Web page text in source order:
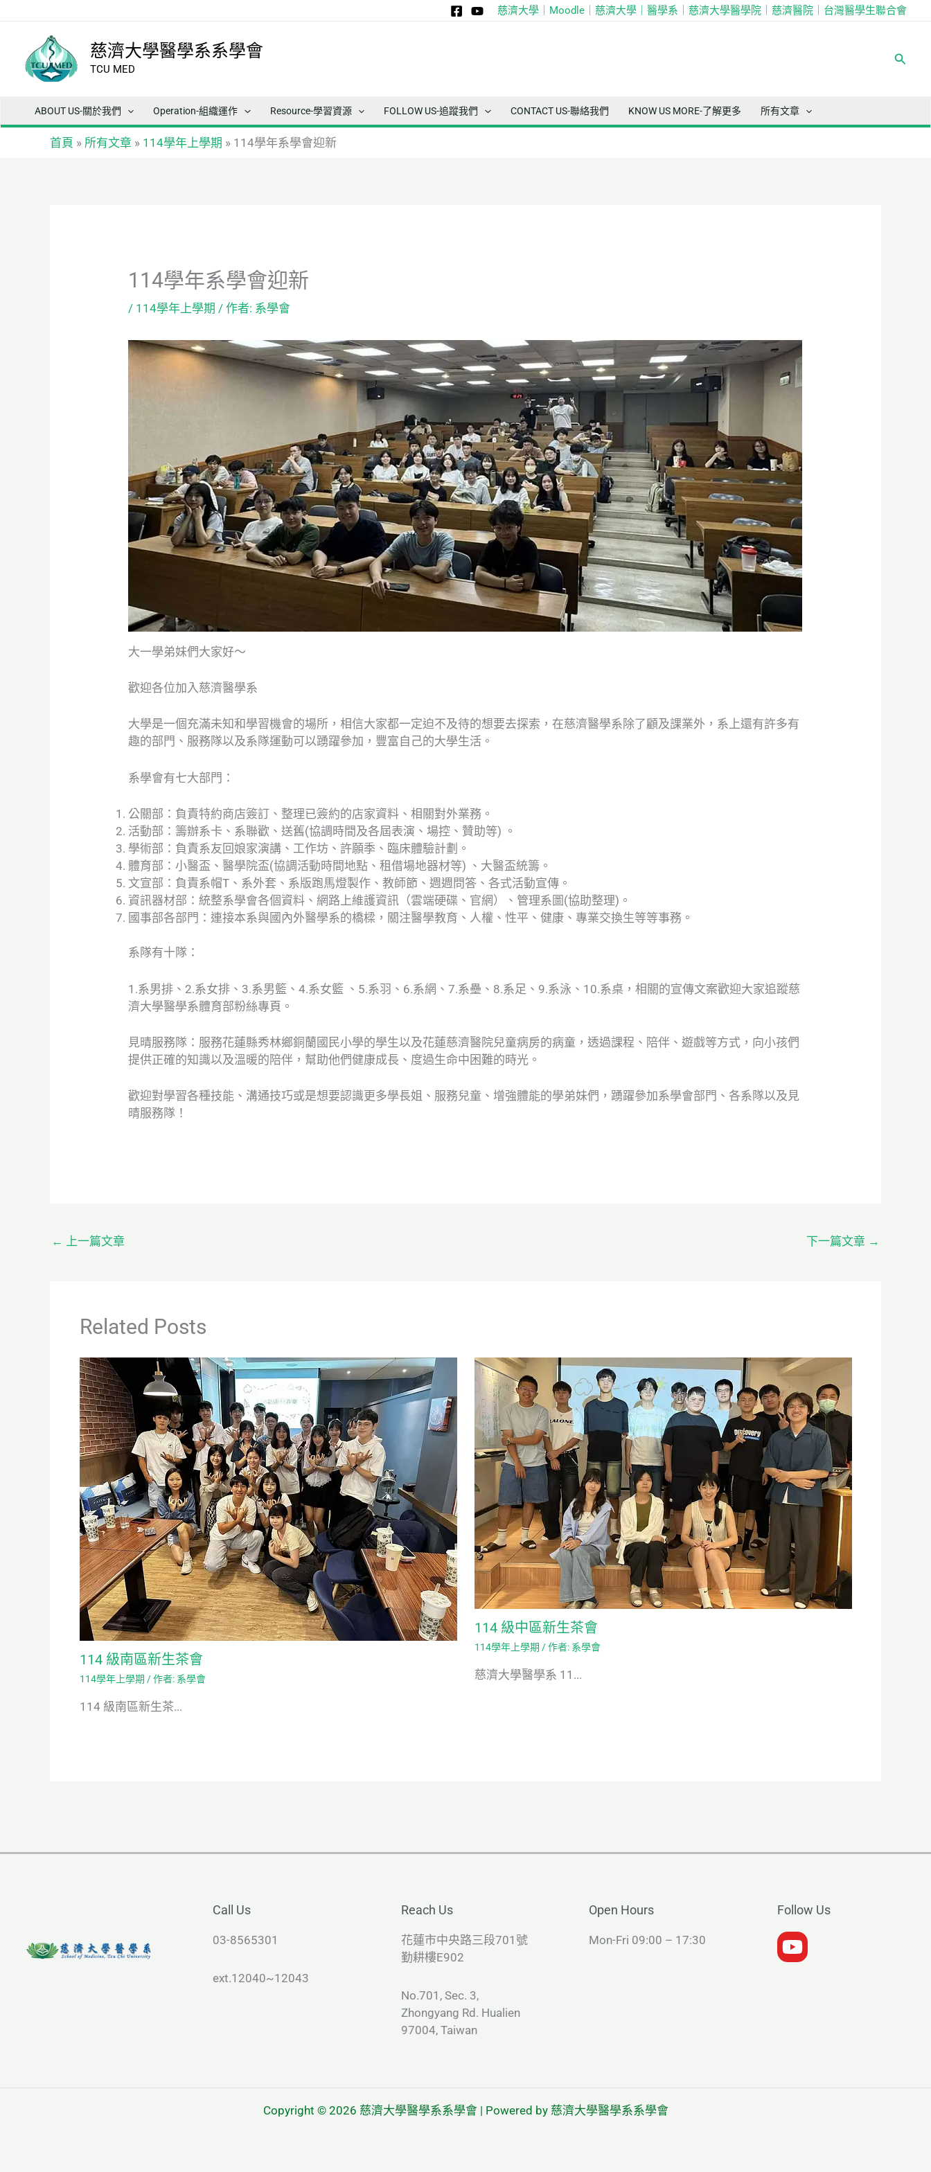
慈濟大學 Moodle 慈濟大學｜ 醫學系 慈濟大學醫學院 慈濟醫院 台灣醫學生聯合會
慈濟大學醫學系系學會
TCU MED
搜
ABOUT US-關於我們 Operation-組織運作 Resource-學習資源 FOLLOW US-追蹤我們 CONTACT US-聯絡我們 KNOW US MORE-了解更多 所有文章
首頁 » 所有文章 » 114學年上學期 » 114學年系學會迎新
114學年系學會迎新
/ 114學年上學期 / 作者: 系學會
大一學弟妹們大家好～
歡迎各位加入慈濟醫學系
大學是一個充滿未知和學習機會的場所，相信大家都一定迫不及待的想要去探索，在慈濟醫學系除了顧及課業外，系上還有許多有
趣的部門、服務隊以及系隊運動可以踴躍參加，豐富自己的大學生活。
系學會有七大部門：
公關部：負責特約商店簽訂、整理已簽約的店家資料、相關對外業務。
活動部：籌辦系卡、系聯歡、送舊(協調時間及各屆表演、場控、贊助等) 。
學術部：負責系友回娘家演講、工作坊、許願季、臨床體驗計劃。
體育部：小醫盃、醫學院盃(協調活動時間地點、租借場地器材等) 、大醫盃統籌。
文宣部：負責系帽T、系外套、系版跑馬燈製作、教師節、週週問答、各式活動宣傳。
資訊器材部：統整系學會各個資料、網路上維護資訊（雲端硬碟、官網）、管理系圖(協助整理)。
國事部各部門：連接本系與國內外醫學系的橋樑，關注醫學教育、人權、性平、健康、專業交換生等等事務。
系隊有十隊：
1.系男排、2.系女排、3.系男籃、4.系女籃 、5.系羽、6.系網、7.系壘、8.系足、9.系泳、10.系桌，相關的宣傳文案歡迎大家追蹤慈
濟大學醫學系體育部粉絲專頁。
見晴服務隊：服務花蓮縣秀林鄉銅蘭國民小學的學生以及花蓮慈濟醫院兒童病房的病童，透過課程、陪伴、遊戲等方式，向小孩們
提供正確的知識以及溫暖的陪伴，幫助他們健康成長、度過生命中困難的時光。
歡迎對學習各種技能、溝通技巧或是想要認識更多學長姐、服務兒童、增強體能的學弟妹們，踴躍參加系學會部門、各系隊以及見
晴服務隊！
← 上一篇文章 下一篇文章 →
Related Posts
114 級南區新生茶會
114學年上學期 / 作者: 系學會
114 級南區新生茶...
114 級中區新生茶會
114學年上學期 / 作者: 系學會
慈濟大學醫學系 11...
Call Us
03-8565301
ext.12040~12043
Reach Us
花蓮市中央路三段701號
勤耕樓E902
No.701, Sec. 3,
Zhongyang Rd. Hualien
97004, Taiwan
Open Hours
Mon-Fri 09:00 – 17:30
Follow Us
Copyright © 2026 慈濟大學醫學系系學會 | Powered by 慈濟大學醫學系系學會